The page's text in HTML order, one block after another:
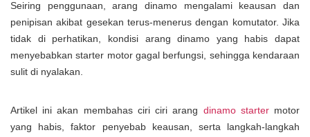
Seiring penggunaan, arang dinamo mengalami keausan dan
penipisan akibat gesekan terus-menerus dengan komutator. Jika
tidak di perhatikan, kondisi arang dinamo yang habis dapat
menyebabkan starter motor gagal berfungsi, sehingga kendaraan
sulit di nyalakan.
Artikel ini akan membahas ciri ciri arang dinamo startermotor
yang habis, faktor penyebab keausan, serta langkah-langkah